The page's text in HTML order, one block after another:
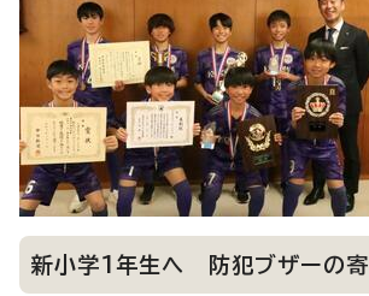
新小学1年生へ 防犯ブザーの